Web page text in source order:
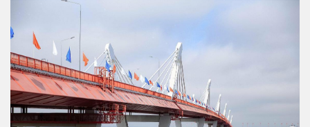
логистике
Дороги,
инфраструктура
Логистика, грузы